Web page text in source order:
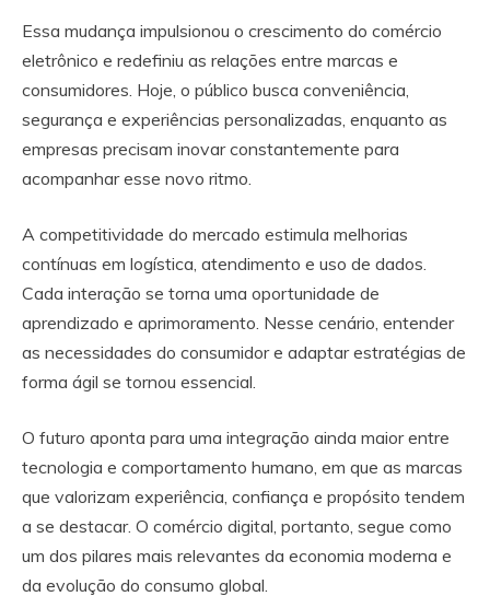
Essa mudança impulsionou o crescimento do comércio
eletrônico e redefiniu as relações entre marcas e
consumidores. Hoje, o público busca conveniência,
segurança e experiências personalizadas, enquanto as
empresas precisam inovar constantemente para
acompanhar esse novo ritmo.
A competitividade do mercado estimula melhorias
contínuas em logística, atendimento e uso de dados.
Cada interação se torna uma oportunidade de
aprendizado e aprimoramento. Nesse cenário, entender
as necessidades do consumidor e adaptar estratégias de
forma ágil se tornou essencial.
O futuro aponta para uma integração ainda maior entre
tecnologia e comportamento humano, em que as marcas
que valorizam experiência, confiança e propósito tendem
a se destacar. O comércio digital, portanto, segue como
um dos pilares mais relevantes da economia moderna e
da evolução do consumo global.